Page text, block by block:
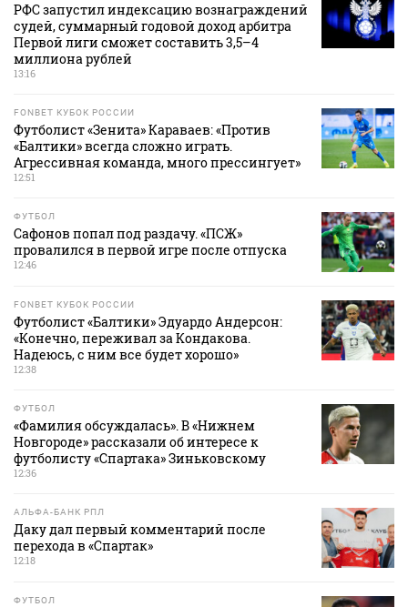
РФС запустил индексацию вознаграждений
судей, суммарный годовой доход арбитра
Первой лиги сможет составить 3,5–4
миллиона рублей
13:16
FONBET КУБОК РОССИИ
Футболист «Зенита» Караваев: «Против
«Балтики» всегда сложно играть.
Агрессивная команда, много прессингует»
12:51
ФУТБОЛ
Сафонов попал под раздачу. «ПСЖ»
провалился в первой игре после отпуска
12:46
FONBET КУБОК РОССИИ
Футболист «Балтики» Эдуардо Андерсон:
«Конечно, переживал за Кондакова.
Надеюсь, с ним все будет хорошо»
12:38
ФУТБОЛ
«Фамилия обсуждалась». В «Нижнем
Новгороде» рассказали об интересе к
футболисту «Спартака» Зиньковскому
12:36
АЛЬФА-БАНК РПЛ
Даку дал первый комментарий после
перехода в «Спартак»
12:18
ФУТБОЛ